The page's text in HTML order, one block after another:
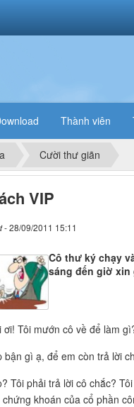
Thành viên
Cười thư giãn
VIP
- 28/09/2011 15:11
Cô thư ký chạy
sáng đến giờ xin
ơi! Tôi mướn cô về để làm
bận gì ạ, để em còn trả lời
Tôi phải trả lời cô chắc?
chứng khoán của cổ phần